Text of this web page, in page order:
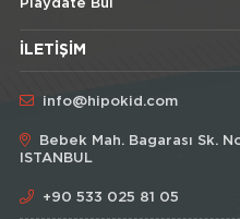
Playdate Bul
İLETIŞIM
info@hipokid.com
Bebek Mah. Bagarası Sk.
ISTANBUL
+90 533 025 81 05